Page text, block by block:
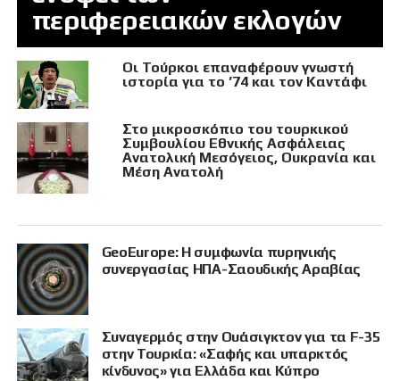
περιφερειακών εκλογών
Οι Τούρκοι επαναφέρουν γνωστή
ιστορία για το ’74 και τον Καντάφι
Στο μικροσκόπιο του τουρκικού
Συμβουλίου Εθνικής Ασφάλειας
Ανατολική Μεσόγειος, Ουκρανία και
Μέση Ανατολή
GeoEurope: Η συμφωνία πυρηνικής
συνεργασίας ΗΠΑ-Σαουδικής Αραβίας
Συναγερμός στην Ουάσιγκτον για τα F-35
στην Τουρκία: «Σαφής και υπαρκτός
κίνδυνος» για Ελλάδα και Κύπρο